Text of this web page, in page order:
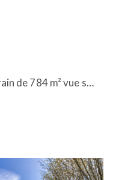
Maison 9 pièces sur un terrain de 784 m² vue sur les étangs de Corot